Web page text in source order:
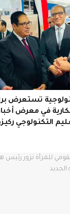
تستعرض
في معرض
التكنولوجي